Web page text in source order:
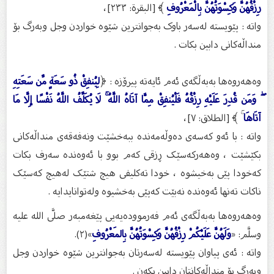
رِزْقُهُنَّ وَكِسْوَتُهُنَّ بِالْمَعْرُوفِ﴾ [البقرة: ٢٣٣]،
واتە : پێویستە لەسەر باوک بەجوانترین شێوە خواردن وجل وبەرگ بۆ
منداڵەکانی دابین بکات .
وەهەروەها بەبەڵگەی ئەم ئایەتە پیرۆزە : ﴿ لِيُنفِقْ ذُو سَعَةٍ مِّن سَعَتِهِ
ۖ وَمَن قُدِرَ عَلَيْهِ رِزْقُهُ فَلْيُنفِقْ مِمَّا آتَاهُ اللَّهُ ۚ لَا يُكَلِّفُ اللَّهُ نَفْسًا إِلَّا مَا
آتَاهَاۚ ﴾ [الطلاق: ٧]،
واتە : با ئەو کەسەی دەوڵەمەندە ببەخشێت ونەفەقەی منداڵەکانی
بکێشێت ، وەهەرکەسێک ڕزقی کەم بوو با ئەوەندە سەرف بکات
کەخودا پێی بەخیشوە ، خودا تەکلیفی هیچ شتێک لەهیچ کەسێک
ناکات تەنها ئەوەنده نەبێت کەپێی بەخشیوە ولەتوانایدایە .
وەهەروەها بەبەڵگەی ئەم فەرموودەیەیی پێغەمبەر صلَّى الله عليه
وسلَّم: «وَلَهُنَّ عَلَيْكُمْ رِزْقُهُنَّ وَكِسْوَتُهُنَّ بِالمَعْرُوفِ»(٢).
واتە : ئەی پیاوان پێویستە لەسەرتان بەجوانترین شێوە خواردن وجل
وبەرگ بۆ منداڵەکانتان دابین بکەن .